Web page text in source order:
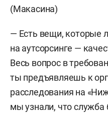
(Макасина)
— Есть вещи, которые
на аутсорсинге —
Весь вопрос в
ты предъявляешь к
расследования на
мы узнали, что